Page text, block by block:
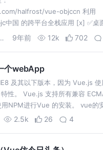
halfrost/vue-objccn 利用
中国 的跨平台全栈应用 [x] ✅桌
、Linux、Windows 三个平台 [x]
边冰霜 9年前 12k 702
个webApp
及其以下版本，因为 Vue.js 使
性。 Vue.js 支持所有兼容
用NPM进行Vue 的安装。 vue的
2.5k 26 4